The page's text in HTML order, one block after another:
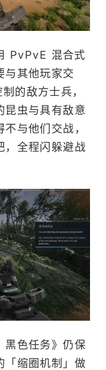
PvPvE 混合式
与其他玩家交
的敌方士兵，
昆虫与具有敌意
与他们交战，
，全程闪躲避战
黑色任务》仍保
「缩圈机制」做